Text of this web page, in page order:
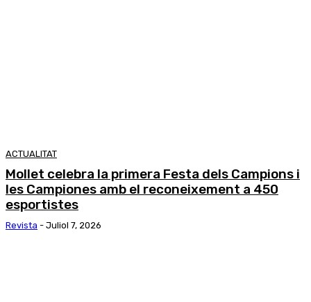
ACTUALITAT
Mollet celebra la primera Festa dels Campions i
les Campiones amb el reconeixement a 450
esportistes
Revista - Juliol 7, 2026